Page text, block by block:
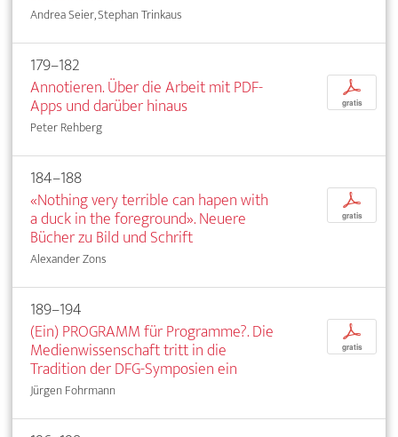
Andrea Seier, Stephan Trinkaus
179–182
Annotieren. Über die Arbeit mit PDF-
Apps und darüber hinaus
Peter Rehberg
p
gratis
184–188
«Nothing very terrible can hapen with
a duck in the foreground». Neuere
Bücher zu Bild und Schrift
Alexander Zons
p
gratis
189–194
(Ein) PROGRAMM für Programme?. Die
Medienwissenschaft tritt in die
Tradition der DFG-Symposien ein
Jürgen Fohrmann
p
gratis